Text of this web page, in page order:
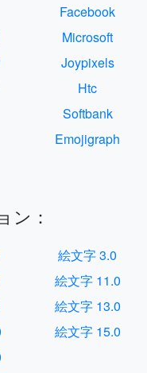
Facebook
Microsoft
Joypixels
Htc
Softbank
Emojigraph
ン：
絵文字 3.0
絵文字 11.0
絵文字 13.0
絵文字 15.0